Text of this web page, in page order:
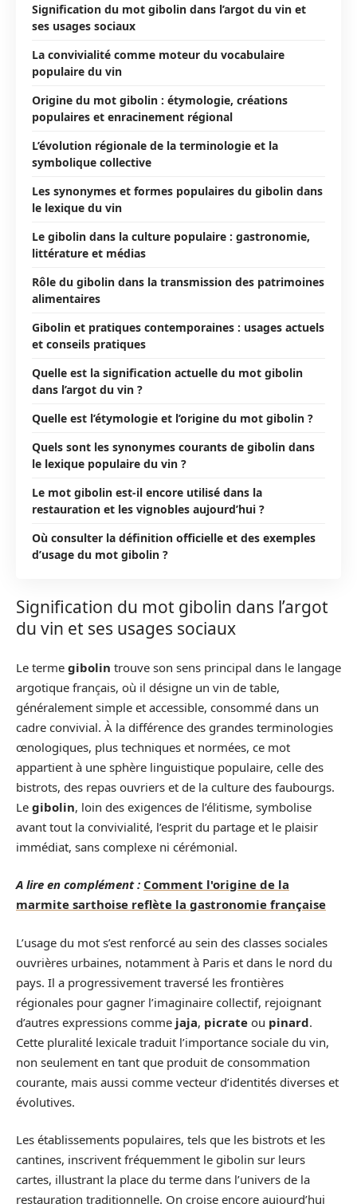
Signification du mot gibolin dans l’argot du vin et
ses usages sociaux
La convivialité comme moteur du vocabulaire
populaire du vin
Origine du mot gibolin : étymologie, créations
populaires et enracinement régional
L’évolution régionale de la terminologie et la
symbolique collective
Les synonymes et formes populaires du gibolin dans
le lexique du vin
Le gibolin dans la culture populaire : gastronomie,
littérature et médias
Rôle du gibolin dans la transmission des patrimoines
alimentaires
Gibolin et pratiques contemporaines : usages actuels
et conseils pratiques
Quelle est la signification actuelle du mot gibolin
dans l’argot du vin ?
Quelle est l’étymologie et l’origine du mot gibolin ?
Quels sont les synonymes courants de gibolin dans
le lexique populaire du vin ?
Le mot gibolin est-il encore utilisé dans la
restauration et les vignobles aujourd’hui ?
Où consulter la définition officielle et des exemples
d’usage du mot gibolin ?
Signification du mot gibolin dans l’argot
du vin et ses usages sociaux
Le terme gibolin trouve son sens principal dans le langage
argotique français, où il désigne un vin de table,
généralement simple et accessible, consommé dans un
cadre convivial. À la différence des grandes terminologies
œnologiques, plus techniques et normées, ce mot
appartient à une sphère linguistique populaire, celle des
bistrots, des repas ouvriers et de la culture des faubourgs.
Le gibolin, loin des exigences de l’élitisme, symbolise
avant tout la convivialité, l’esprit du partage et le plaisir
immédiat, sans complexe ni cérémonial.
A lire en complément : Comment l'origine de la
marmite sarthoise reflète la gastronomie française
L’usage du mot s’est renforcé au sein des classes sociales
ouvrières urbaines, notamment à Paris et dans le nord du
pays. Il a progressivement traversé les frontières
régionales pour gagner l’imaginaire collectif, rejoignant
d’autres expressions comme jaja, picrate ou pinard.
Cette pluralité lexicale traduit l’importance sociale du vin,
non seulement en tant que produit de consommation
courante, mais aussi comme vecteur d’identités diverses et
évolutives.
Les établissements populaires, tels que les bistrots et les
cantines, inscrivent fréquemment le gibolin sur leurs
cartes, illustrant la place du terme dans l’univers de la
restauration traditionnelle. On croise encore aujourd’hui